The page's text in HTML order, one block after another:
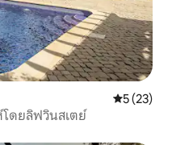
คะแนนเฉลี่
5 (23)
โดยลิฟวินสเตย์